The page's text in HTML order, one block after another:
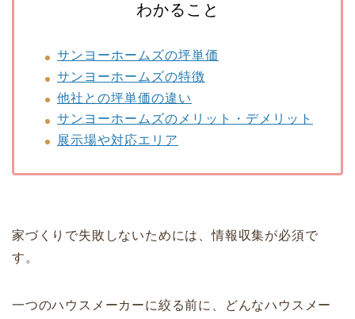
わかること
サンヨーホームズの坪単価
サンヨーホームズの特徴
他社との坪単価の違い
サンヨーホームズのメリット・デメリット
展示場や対応エリア
家づくりで失敗しないためには、情報収集が必須で
す。
一つのハウスメーカーに絞る前に、どんなハウスメー